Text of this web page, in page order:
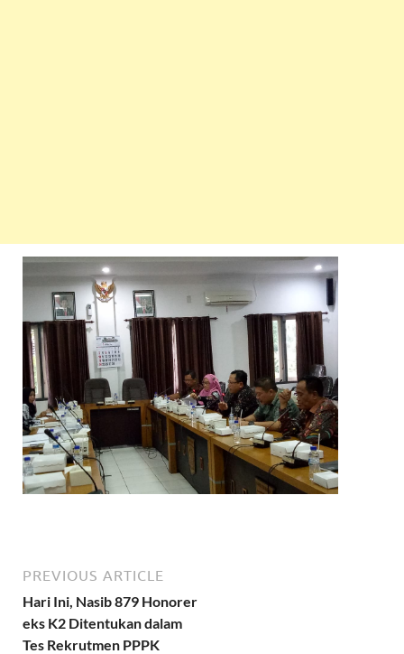
PREVIOUS ARTICLE
Hari Ini, Nasib 879 Honorer
eks K2 Ditentukan dalam
Tes Rekrutmen PPPK